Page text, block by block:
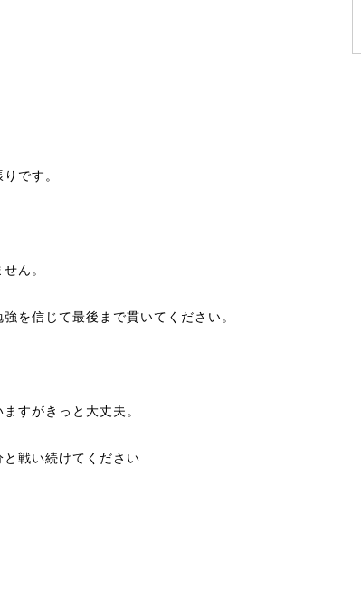
です。
ん。
を信じて最後まで貫いてください。
すがきっと大丈夫。
戦い続けてください